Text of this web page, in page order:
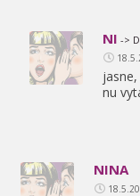
NI ->
jasne,
nu
NINA